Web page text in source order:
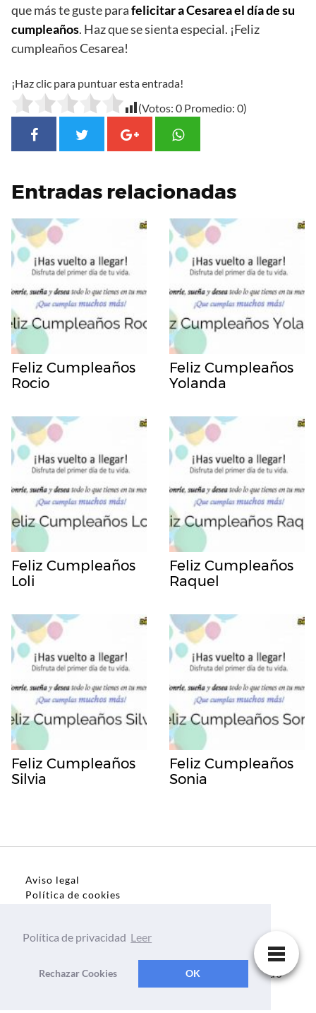
que más te guste parafelicitar a Cesarea el día de su
cumpleaños. Haz que se sienta especial. ¡Feliz
cumpleaños Cesarea!
¡Haz clic para puntuar esta entrada!
(Votos: 0 Promedio: 0)
Entradas relacionadas
Feliz Cumpleaños
Rocio
Feliz Cumpleaños
Yolanda
Feliz Cumpleaños
Loli
Feliz Cumpleaños
Raquel
Feliz Cumpleaños
Silvia
Feliz Cumpleaños
Sonia
Aviso legal
Política de cookies
Dedicatorias, frases, textos para todo el mundo
Política de privacidad Leer
Rechazar Cookies OK